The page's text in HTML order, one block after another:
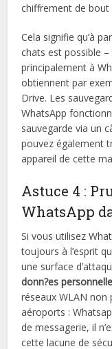
chiffrement de bout
Cela signifie qu’à
chats est possible –
principalement à
obtiennent par
Drive. Les
WhatsApp
sauvegarde via un
pouvez également
appareil de cette
Astuce 4 :
WhatsApp
Si vous utilisez
toujours à l’esprit
une surface
donn?es
réseaux WLAN
aéroports :
de messagerie, il
cette lacune de